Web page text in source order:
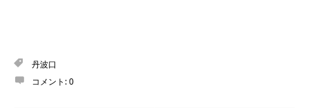
丹波口
コメント:0